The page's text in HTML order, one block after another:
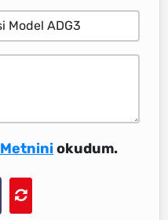
Metniniokudum.